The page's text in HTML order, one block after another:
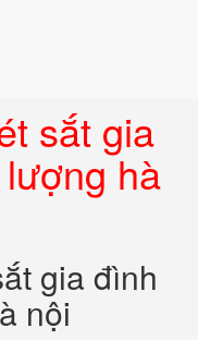
sắt gia
hà
gia đình
nội